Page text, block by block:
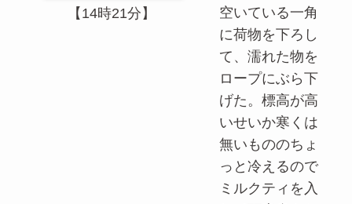
【14時21分】
空いている一角
に荷物を下ろし
て、濡れた物を
ロープにぶら下
げた。標高が高
いせいか寒くは
無いもののちょ
っと冷えるので
ミルクティを入